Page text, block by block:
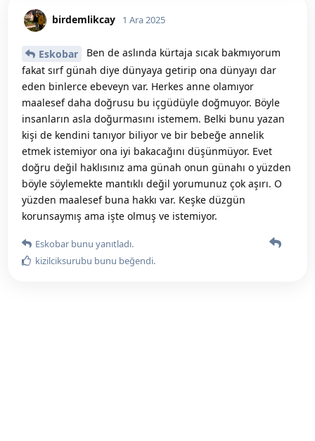
birdemlikcay 1 Ara 2025
Eskobar
Ben de aslında kürtaja sıcak bakmıyorum
fakat sırf günah diye dünyaya getirip ona dünyayı dar
eden binlerce ebeveyn var. Herkes anne olamıyor
maalesef daha doğrusu bu içgüdüyle doğmuyor. Böyle
insanların asla doğurmasını istemem. Belki bunu yazan
kişi de kendini tanıyor biliyor ve bir bebeğe annelik
etmek istemiyor ona iyi bakacağını düşünmüyor. Evet
doğru değil haklısınız ama günah onun günahı o yüzden
böyle söylemekte mantıklı değil yorumunuz çok aşırı. O
yüzden maalesef buna hakkı var. Keşke düzgün
korunsaymış ama işte olmuş ve istemiyor.
Eskobar bunu yanıtladı.
kizilciksurubu bunu beğendi.